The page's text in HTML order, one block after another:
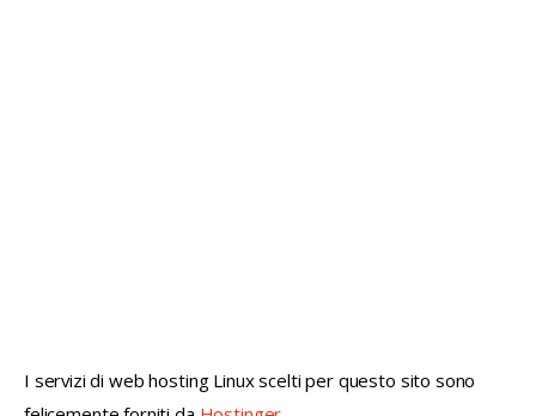
I servizi di web hosting Linux scelti per questo sito sono